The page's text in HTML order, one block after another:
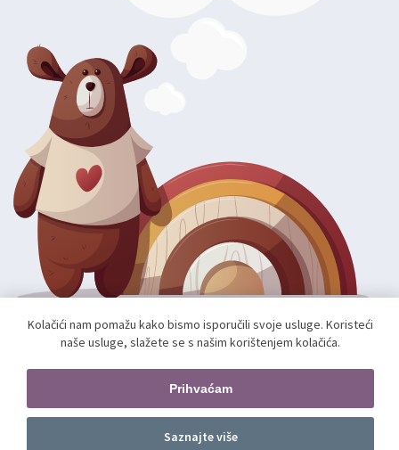
Autorska prava; 2026 mae.hr. Sva prava pridržana.
Pratite nas
Kolačići nam pomažu kako bismo isporučili svoje usluge. Koristeći
naše usluge, slažete se s našim korištenjem kolačića.
Prihvaćam
Saznajte više